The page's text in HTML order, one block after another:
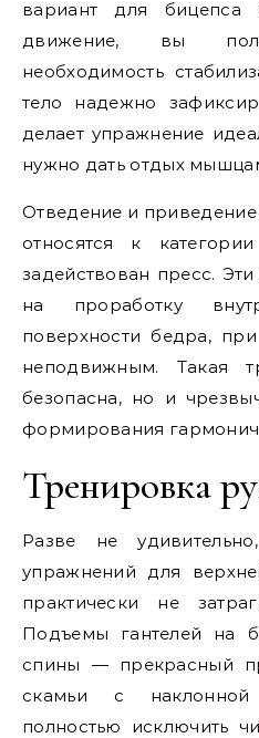
вариант для бицепса
движение, вы
необходимость
тело надежно
делает упражнение
нужно дать отдых
Отведение и
относятся к
задействован пресс.
на проработку
поверхности бедра,
неподвижным. Такая
безопасна, но и
формирования
Тренировка
Разве не
упражнений для
практически не
Подъемы гантелей на
спины — прекрасный
скамьи с наклонной
полностью исключить